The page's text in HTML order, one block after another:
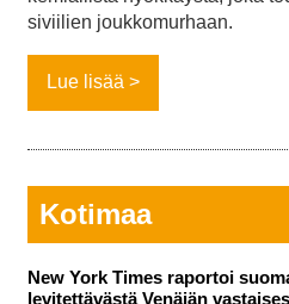
siviilien joukkomurhaan.
Lue lisää
Kotimaa
New York Times raportoi
levitettävästä Venäjän